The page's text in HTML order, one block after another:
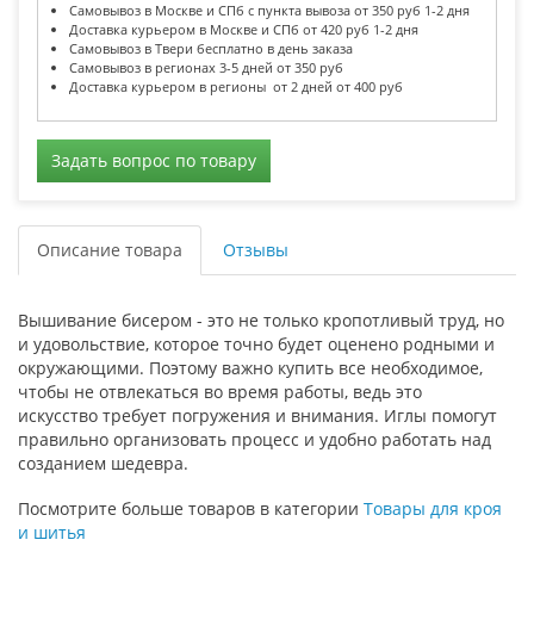
Самовывоз в Москве и СПб с пункта вывоза от 350 руб 1-2 дня
Доставка курьером в Москве и СПб от 420 руб 1-2 дня
Самовывоз в Твери бесплатно в день заказа
Самовывоз в регионах 3-5 дней от 350 руб
Доставка курьером в регионы от 2 дней от 400 руб
Задать вопрос по товару
Описание товара Отзывы
Вышивание бисером - это не только кропотливый труд, но
и удовольствие, которое точно будет оценено родными и
окружающими. Поэтому важно купить все необходимое,
чтобы не отвлекаться во время работы, ведь это
искусство требует погружения и внимания. Иглы помогут
правильно организовать процесс и удобно работать над
созданием шедевра.
Посмотрите больше товаров в категории Товары для кроя
и шитья